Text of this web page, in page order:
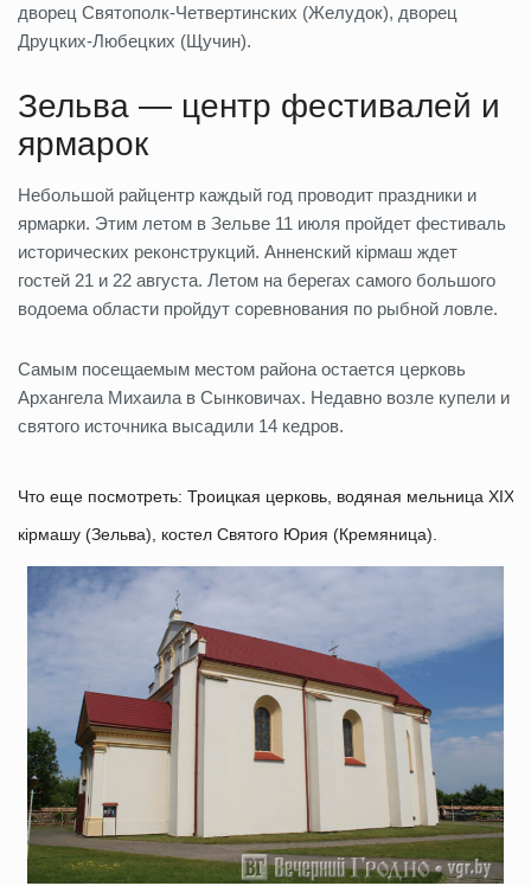
дворец Святополк-Четвертинских (Желудок), дворец
Друцких-Любецких (Щучин).
Зельва — центр фестивалей и
ярмарок
Небольшой райцентр каждый год проводит праздники и
ярмарки. Этим летом в Зельве 11 июля пройдет фестиваль
исторических реконструкций. Анненский кірмаш ждет
гостей 21 и 22 августа. Летом на берегах самого большого
водоема области пройдут соревнования по рыбной ловле.
Самым посещаемым местом района остается церковь
Архангела Михаила в Сынковичах. Недавно возле купели и
святого источника высадили 14 кедров.
Что еще посмотреть: Троицкая церковь, водяная мельница XIX
кірмашу (Зельва), костел Святого Юрия (Кремяница).